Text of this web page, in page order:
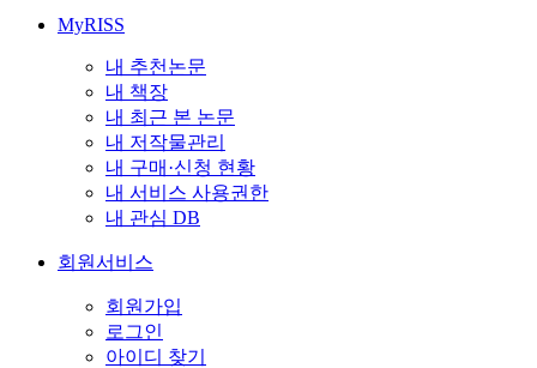
MyRISS
내 추천논문
내 책장
내 최근 본 논문
내 저작물관리
내 구매·신청 현황
내 서비스 사용권한
내 관심 DB
회원서비스
회원가입
로그인
아이디 찾기